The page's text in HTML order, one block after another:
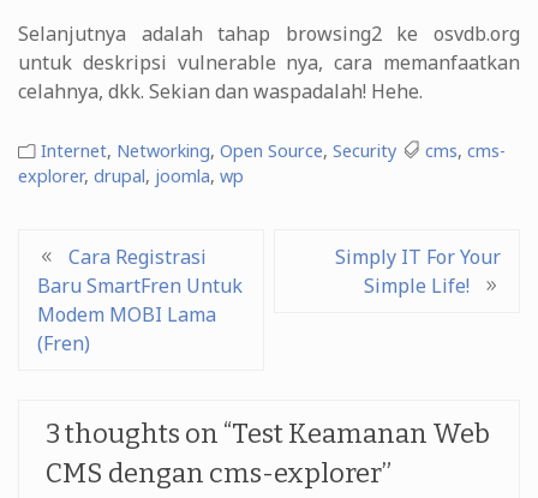
Selanjutnya adalah tahap browsing2 ke osvdb.org
untuk deskripsi vulnerable nya, cara memanfaatkan
celahnya, dkk. Sekian dan waspadalah! Hehe.
Internet, Networking, Open Source, Security cms, cms-
explorer, drupal, joomla, wp
Post
navigation
Cara Registrasi
Baru SmartFren Untuk
Modem MOBI Lama
(Fren)
Simply IT For Your
Simple Life!
3 thoughts on “Test Keamanan Web
CMS dengan cms-explorer”